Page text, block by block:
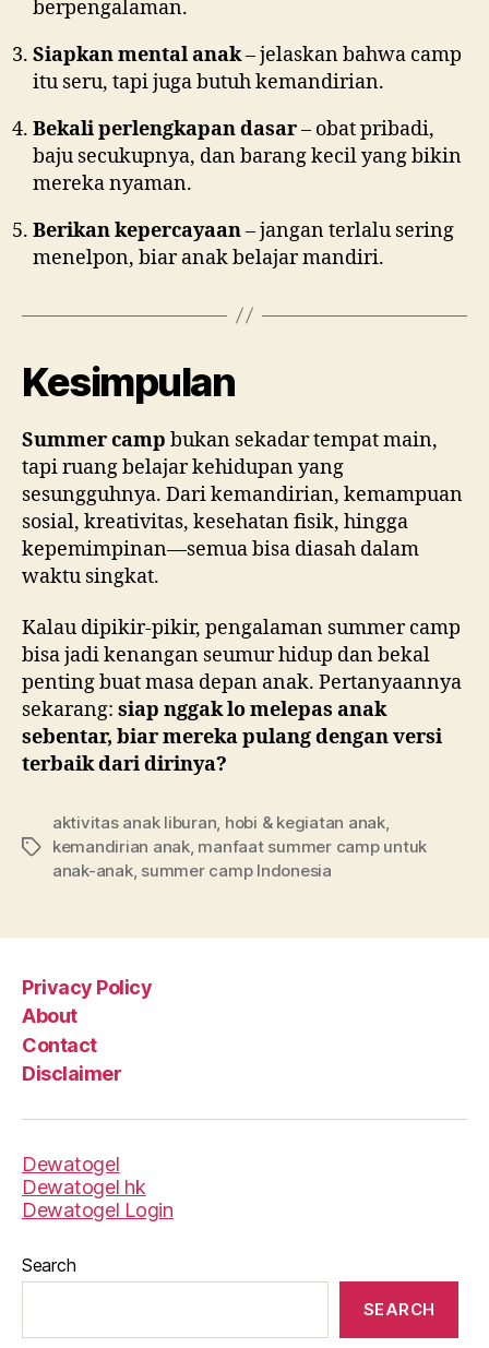
berpengalaman.
Siapkan mental anak– jelaskan bahwa camp
itu seru, tapi juga butuh kemandirian.
Bekali perlengkapan dasar– obat pribadi,
baju secukupnya, dan barang kecil yang bikin
mereka nyaman.
Berikan kepercayaan– jangan terlalu sering
menelpon, biar anak belajar mandiri.
Kesimpulan
Summer camp bukan sekadar tempat main,
tapi ruang belajar kehidupan yang
sesungguhnya. Dari kemandirian, kemampuan
sosial, kreativitas, kesehatan fisik, hingga
kepemimpinan—semua bisa diasah dalam
waktu singkat.
Kalau dipikir-pikir, pengalaman summer camp
bisa jadi kenangan seumur hidup dan bekal
penting buat masa depan anak. Pertanyaannya
sekarang: siap nggak lo melepas anak
sebentar, biar mereka pulang dengan versi
terbaik dari dirinya?
Tags
aktivitas anak liburan, hobi & kegiatan anak,
kemandirian anak, manfaat summer camp untuk
anak-anak, summer camp Indonesia
Privacy Policy
About
Contact
Disclaimer
Dewatogel
Dewatogel hk
Dewatogel Login
Search
SEARCH